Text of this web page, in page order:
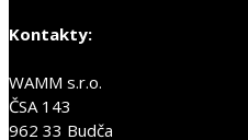
Kontakty:
WAMM s.r.o.
ČSA 143
962 33 Budča